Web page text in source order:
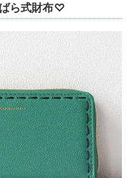
ら式財布♡